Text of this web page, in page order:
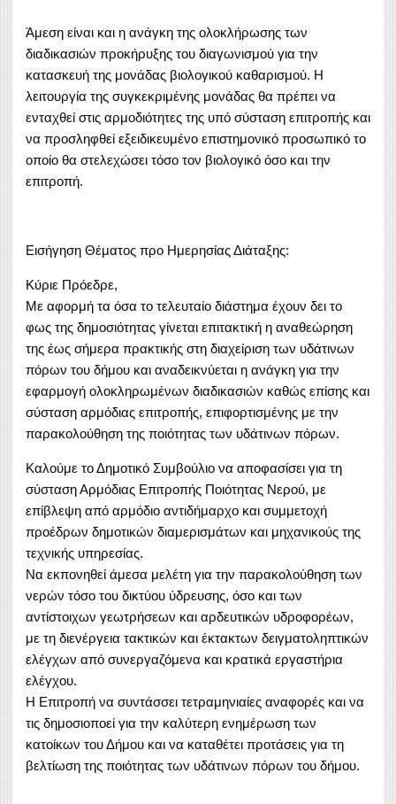
Άμεση είναι και η ανάγκη της ολοκλήρωσης των
διαδικασιών προκήρυξης του διαγωνισμού για την
κατασκευή της μονάδας βιολογικού καθαρισμού. Η
λειτουργία της συγκεκριμένης μονάδας θα πρέπει να
ενταχθεί στις αρμοδιότητες της υπό σύσταση επιτροπής και
να προσληφθεί εξειδικευμένο επιστημονικό προσωπικό το
οποίο θα στελεχώσει τόσο τον βιολογικό όσο και την
επιτροπή.
Εισήγηση Θέματος προ Ημερησίας Διάταξης:
Κύριε Πρόεδρε,
Με αφορμή τα όσα το τελευταίο διάστημα έχουν δει το
φως της δημοσιότητας γίνεται επιτακτική η αναθεώρηση
της έως σήμερα πρακτικής στη διαχείριση των υδάτινων
πόρων του δήμου και αναδεικνύεται η ανάγκη για την
εφαρμογή ολοκληρωμένων διαδικασιών καθώς επίσης και
σύσταση αρμόδιας επιτροπής, επιφορτισμένης με την
παρακολούθηση της ποιότητας των υδάτινων πόρων.
Καλούμε το Δημοτικό Συμβούλιο να αποφασίσει για τη
σύσταση Αρμόδιας Επιτροπής Ποιότητας Νερού, με
επίβλεψη από αρμόδιο αντιδήμαρχο και συμμετοχή
προέδρων δημοτικών διαμερισμάτων και μηχανικούς της
τεχνικής υπηρεσίας.
Να εκπονηθεί άμεσα μελέτη για την παρακολούθηση των
νερών τόσο του δικτύου ύδρευσης, όσο και των
αντίστοιχων γεωτρήσεων και αρδευτικών υδροφορέων,
με τη διενέργεια τακτικών και έκτακτων δειγματοληπτικών
ελέγχων από συνεργαζόμενα και κρατικά εργαστήρια
ελέγχου.
Η Επιτροπή να συντάσσει τετραμηνιαίες αναφορές και να
τις δημοσιοποεί για την καλύτερη ενημέρωση των
κατοίκων του Δήμου και να καταθέτει προτάσεις για τη
βελτίωση της ποιότητας των υδάτινων πόρων του δήμου.